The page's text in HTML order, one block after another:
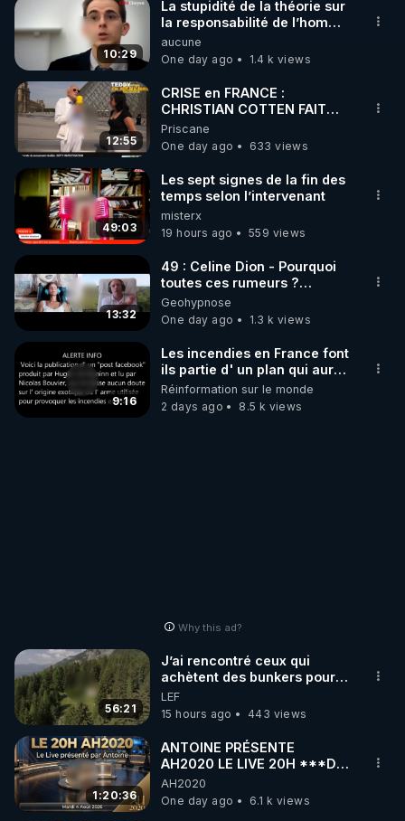
▶ 30 jours gratuit sur l’application de méditation et
de bien-être ENVOL :
Rendez-vous sur https://www.envol.app/code
le code : REGENERE
10:29
La stupidité de la théorie sur
la responsabilité de l’homme
concernant le dioxyde de
carbone.
aucune
One day ago
1.4 k views
12:55
CRISE en FRANCE :
CHRISTIAN COTTEN FAIT
une étrange découverte
Priscane
One day ago
633 views
49:03
Les sept signes de la fin des
temps selon l’intervenant
misterx
19 hours ago
559 views
13:32
49 : Celine Dion - Pourquoi
toutes ces rumeurs ?
Enquête sous hypnose
Geohypnose
One day ago
1.3 k views
9:16
Les incendies en France font
ils partie d' un plan qui aurait
débuté le 11 septembre 2001
?
Réinformation sur le monde
2 days ago
8.5 k views
Why this ad?
56:21
J’ai rencontré ceux qui
achètent des bunkers pour
survivre à la fin du monde
LEF
15 hours ago
443 views
1:20:36
ANTOINE PRÉSENTE
AH2020 LE LIVE 20H ***DU
04/08/2026*** 📷LE
GRAND RÉVEIL EST EN
MARCHE 📷
AH2020
One day ago
6.1 k views